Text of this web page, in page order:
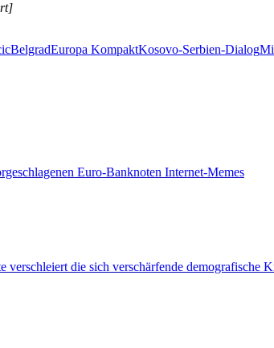
BelgradEuropa KompaktKosovo-Serbien-Dialog
Euro-Banknoten Internet-Memes
verschleiert die sich verschärfende demografische